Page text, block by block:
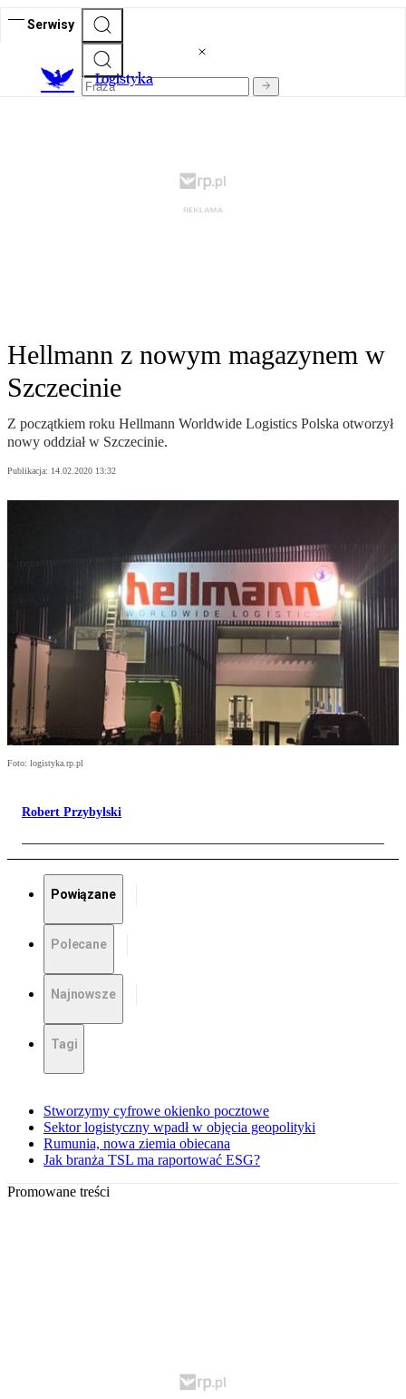
Serwisy
Logistyka
Hellmann z nowym magazynem w
Szczecinie
Z początkiem roku Hellmann Worldwide Logistics Polska otworzył
nowy oddział w Szczecinie.
Publikacja: 14.02.2020 13:32
Foto: logistyka.rp.pl
Robert Przybylski
Powiązane
Polecane
Najnowsze
Tagi
Stworzymy cyfrowe okienko pocztowe
Sektor logistyczny wpadł w objęcia geopolityki
Rumunia, nowa ziemia obiecana
Jak branża TSL ma raportować ESG?
Promowane treści